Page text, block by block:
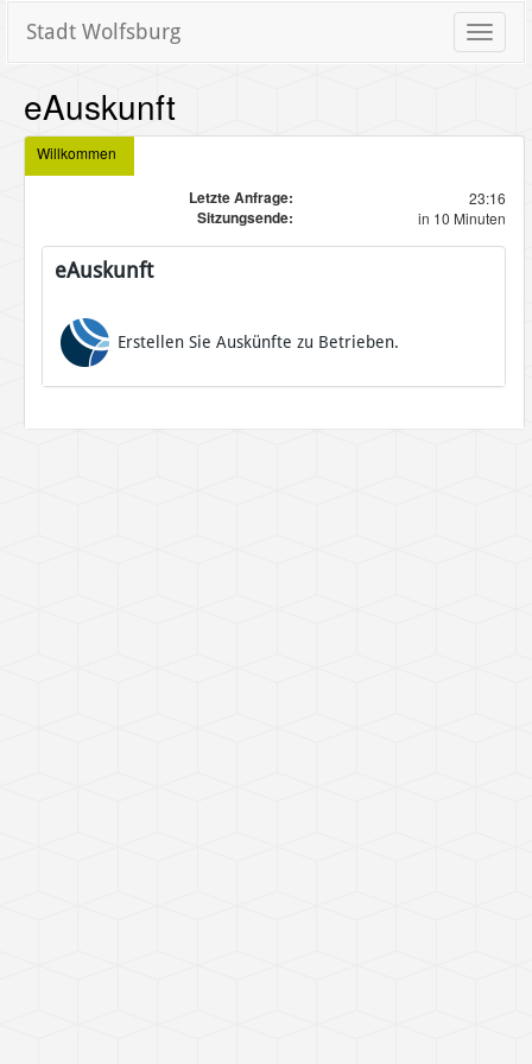
Toggle
Stadt Wolfsburg
eAuskunft
Willkommen
Letzte Anfrage: 23:16
Sitzungsende: in 10 Minuten
eAuskunft
Erstellen Sie Auskünfte zu Betrieben.